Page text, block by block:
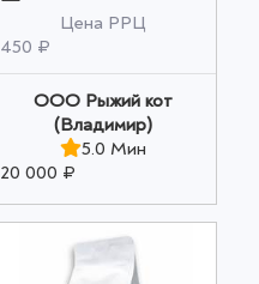
Цена РРЦ
450 ₽
ООО Рыжий кот
(Владимир)
5.0 Мин
20 000 ₽